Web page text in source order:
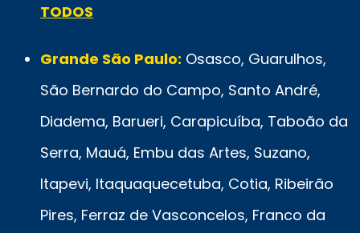
TODOS
Grande São Paulo: Osasco, Guarulhos,
São Bernardo do Campo, Santo André,
Diadema, Barueri, Carapicuíba, Taboão da
Serra, Mauá, Embu das Artes, Suzano,
Itapevi, Itaquaquecetuba, Cotia, Ribeirão
Pires, Ferraz de Vasconcelos, Franco da